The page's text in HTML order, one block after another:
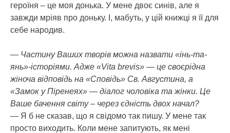
героїня – це моя донька. У мене двоє синів, але я
завжди мріяв про доньку. І, мабуть, у цій книжці я її для
себе народив.
— Частину Ваших творів можна назвати «інь-та-
янь»-історіями. Адже «Vita brevis» — це своєрідна
жіноча відповідь на «Сповідь» Св. Августина, а
«Замок у Піренеях» — діалог чоловіка та жінки. Це
Ваше бачення світу – через єдність двох начал?
— Я б не сказав, що я свідомо так пишу. У мене так
просто виходить. Коли мене запитують, як мені